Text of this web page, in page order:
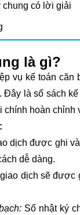
chung có lời giải
là gì?
vụ kế toán
là sổ sách
chính hoàn chỉnh
dịch được ghi
dễ dàng.
dịch sẽ được
Sổ nhật ký